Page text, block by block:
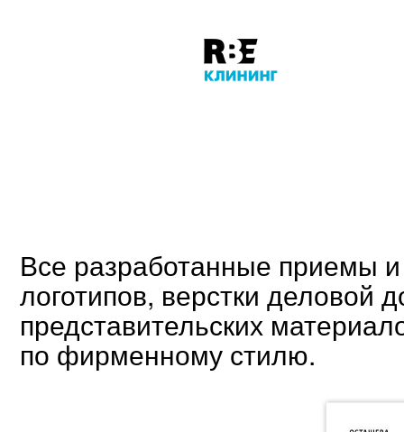
Все разработанные приемы
логотипов, верстки деловой
представительских
по фирменному стилю.